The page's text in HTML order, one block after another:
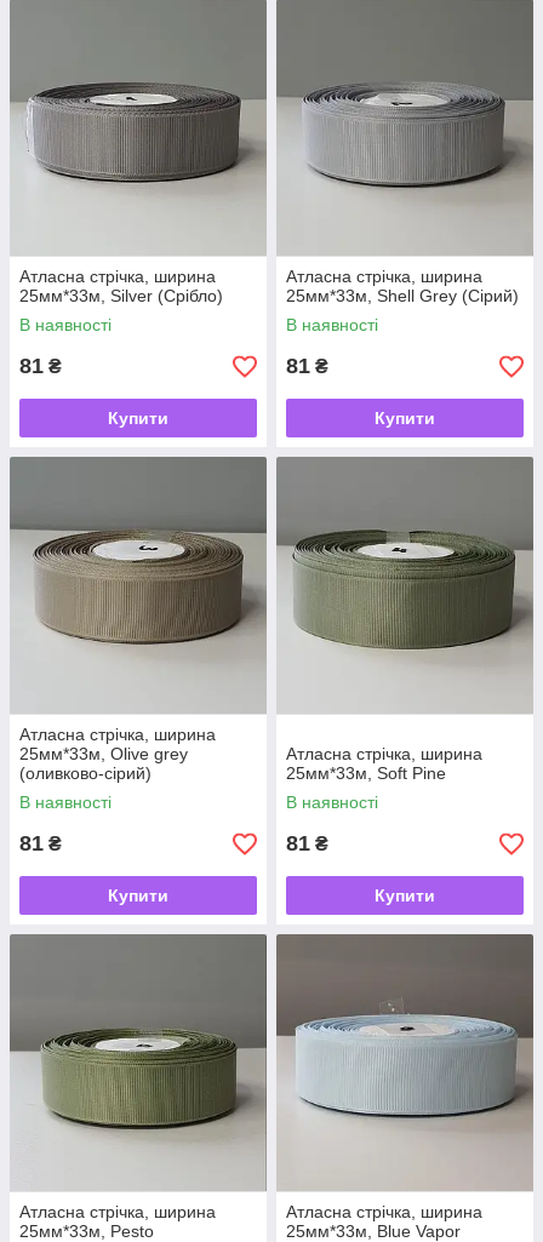
Атласна стрічка, ширина
25мм*33м, Silver (Срібло)
В наявності
81 ₴
Купити
Атласна стрічка, ширина
25мм*33м, Shell Grey (Сірий)
В наявності
81 ₴
Купити
Атласна стрічка, ширина
25мм*33м, Olive grey
(оливково-сірий)
В наявності
81 ₴
Купити
Атласна стрічка, ширина
25мм*33м, Soft Pine
В наявності
81 ₴
Купити
Атласна стрічка, ширина
25мм*33м, Pesto
Атласна стрічка, ширина
25мм*33м, Blue Vapor